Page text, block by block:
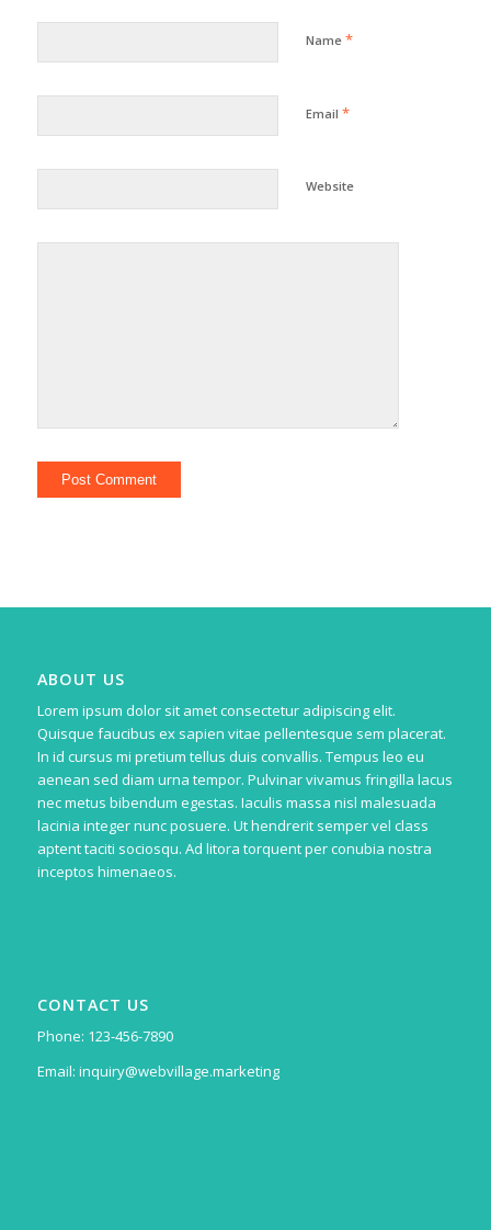
Name *
Email *
Website
ABOUT US
Lorem ipsum dolor sit amet consectetur adipiscing elit.
Quisque faucibus ex sapien vitae pellentesque sem placerat.
In id cursus mi pretium tellus duis convallis. Tempus leo eu
aenean sed diam urna tempor. Pulvinar vivamus fringilla lacus
nec metus bibendum egestas. Iaculis massa nisl malesuada
lacinia integer nunc posuere. Ut hendrerit semper vel class
aptent taciti sociosqu. Ad litora torquent per conubia nostra
inceptos himenaeos.
CONTACT US
Phone: 123-456-7890
Email: inquiry@webvillage.marketing